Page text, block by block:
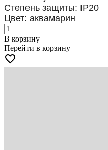
Степень защиты: IP20
Цвет: аквамарин
В корзину
Перейти в корзину
favorite_border